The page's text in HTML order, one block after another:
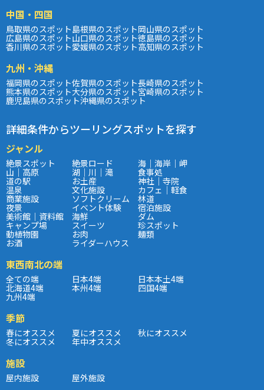
中国・四国
鳥取県のスポット島根県のスポット岡山県のスポット
広島県のスポット山口県のスポット徳島県のスポット
香川県のスポット愛媛県のスポット高知県のスポット
九州・沖縄
福岡県のスポット佐賀県のスポット長崎県のスポット
熊本県のスポット大分県のスポット宮崎県のスポット
鹿児島県のスポット沖縄県のスポット
詳細条件からツーリングスポットを探す
ジャンル
絶景スポット 絶景ロード 海｜海岸｜岬
山｜高原 湖｜川｜滝 食事処
道の駅 お土産 神社｜寺院
温泉 文化施設 カフェ｜軽食
商業施設 ソフトクリーム 林道
夜景 イベント体験 宿泊施設
美術館｜資料館 海鮮 ダム
キャンプ場 スイーツ 珍スポット
動植物園 お肉 麺類
お酒 ライダーハウス
東西南北の端
全ての端 日本4端 日本本土4端
北海道4端 本州4端 四国4端
九州4端
季節
春にオススメ 夏にオススメ 秋にオススメ
冬にオススメ 年中オススメ
施設
屋内施設 屋外施設